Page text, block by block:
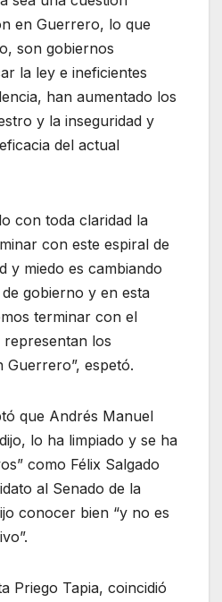
en Guerrero, lo que
son gobiernos
la ley e ineficientes
han aumentado los
y la inseguridad y
del actual
con toda claridad la
con este espiral de
y miedo es cambiando
gobierno y en esta
terminar con el
los
Guerrero”, espetó.
que Andrés Manuel
lo ha limpiado y se ha
como Félix Salgado
al Senado de la
conocer bien “y no es
Priego Tapia, coincidió